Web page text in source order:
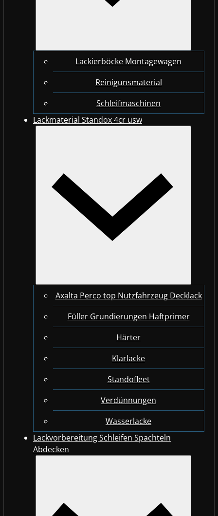
Lackierböcke Montagewagen
Reinigunsmaterial
Schleifmaschinen
Lackmaterial Standox 4cr usw
Axalta Perco top Nutzfahrzeug Decklack
Füller Grundierungen Haftprimer
Härter
Klarlacke
Standofleet
Verdünnungen
Wasserlacke
Lackvorbereitung Schleifen Spachteln
Abdecken